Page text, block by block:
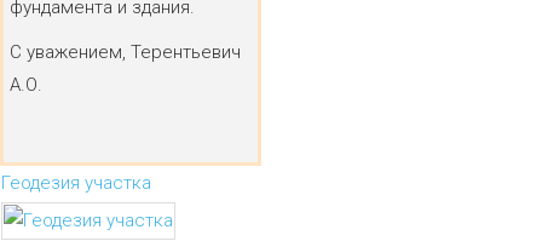
фундамента и здания.
С уважением, Терентьевич
А.О.
Геодезия участка